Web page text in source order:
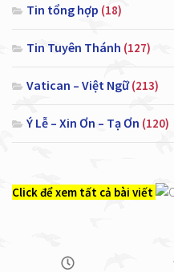
Tin tổng hợp (18)
Tin Tuyên Thánh (127)
Vatican – Việt Ngữ(213)
Ý Lễ – Xin Ơn – Tạ Ơn (120)
Click để xem tất cả bài viết